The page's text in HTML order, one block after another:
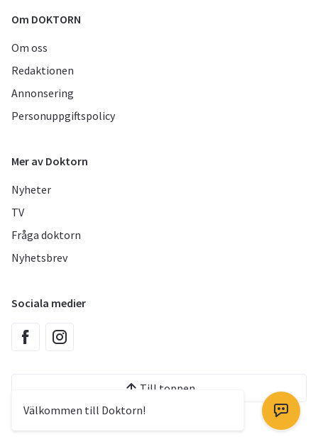
Välkommen till Doktorn!
Om DOKTORN
Om oss
Redaktionen
Annonsering
Personuppgiftspolicy
Mer av Doktorn
Nyheter
TV
Fråga doktorn
Nyhetsbrev
Sociala medier
Till toppen